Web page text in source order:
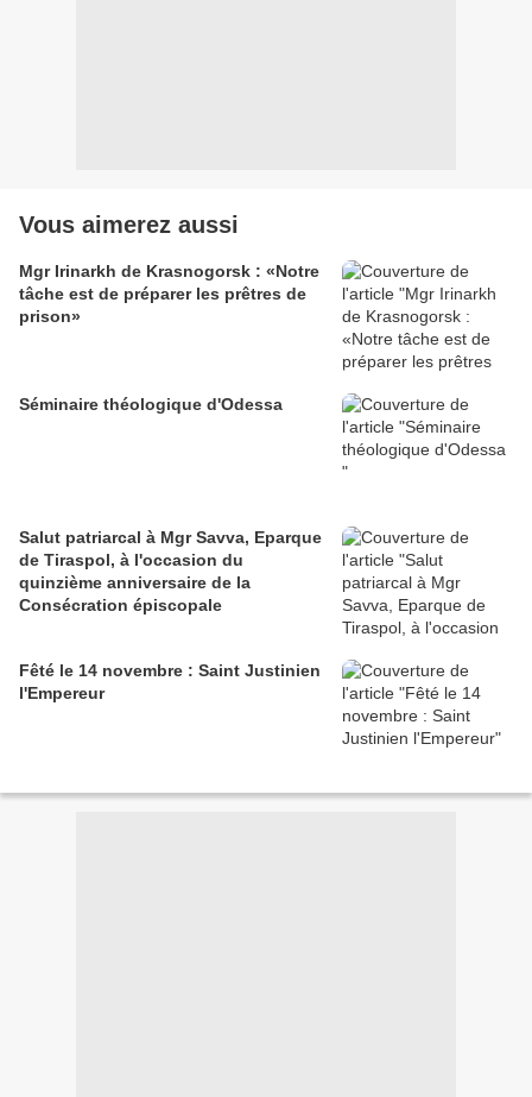
Vous aimerez aussi
Mgr Irinarkh de Krasnogorsk : «Notre
tâche est de préparer les prêtres de
prison»
Séminaire théologique d'Odessa
Salut patriarcal à Mgr Savva, Eparque
de Tiraspol, à l'occasion du
quinzième anniversaire de la
Consécration épiscopale
Fêté le 14 novembre : Saint Justinien
l'Empereur